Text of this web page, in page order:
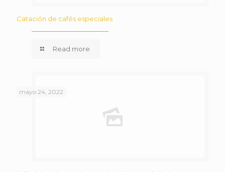
Catación de cafés especiales
Read more
mayo 24, 2022